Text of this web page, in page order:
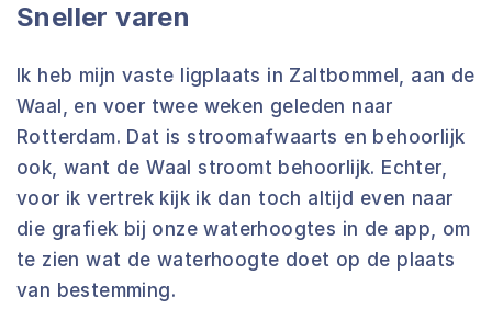
Sneller varen
Ik heb mijn vaste ligplaats in Zaltbommel, aan de
Waal, en voer twee weken geleden naar
Rotterdam. Dat is stroomafwaarts en behoorlijk
ook, want de Waal stroomt behoorlijk. Echter,
voor ik vertrek kijk ik dan toch altijd even naar
die grafiek bij onze waterhoogtes in de app, om
te zien wat de waterhoogte doet op de plaats
van bestemming.